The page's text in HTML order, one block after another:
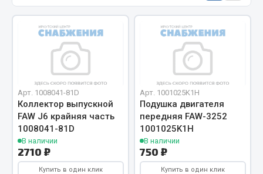
Весь раздел
Отопители салона, подогреватели
Автономные воздушные отопители
Жидкостные подогреватели
Отопители салона
Подогреватели тосола
Весь раздел
Арт. 1008041-81D
Коллектор выпускной
FAW J6 крайняя часть
1008041-81D
В наличии
2710 ₽
Купить в один клик
Арт. 1001025K1H
Подушка двигателя
передняя FAW-3252
1001025K1H
В наличии
750 ₽
Купить в один клик